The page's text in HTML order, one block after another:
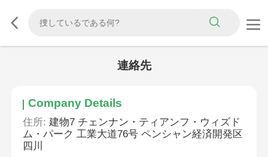
連絡先
Company Details
住所: 建物7 チェンナン・ティアンフ・ウィズド
ム・パーク 工業大道76号 ペンシャン経済開発区
四川